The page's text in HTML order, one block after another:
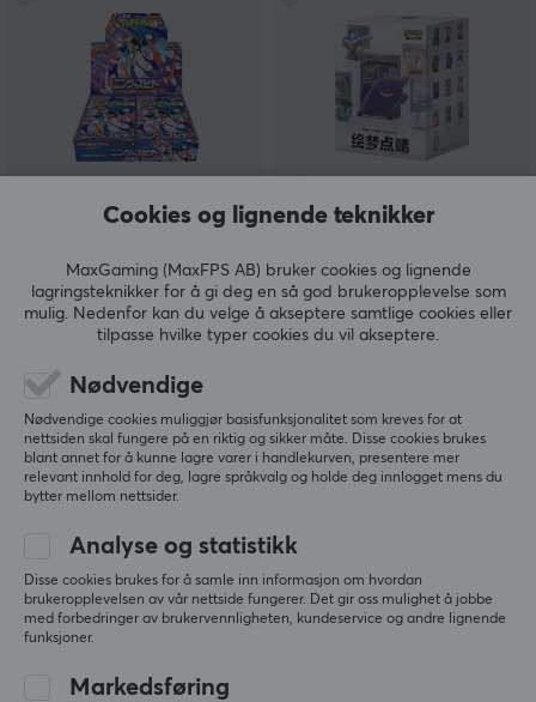
Ninja Spinner Booster
1090 kr
Pokémon
(4)
Mega Inferno X
SPAR
Cookies og lignende teknikker
MaxGaming (MaxFPS AB) bruker cookies og lignende
lagringsteknikker for å gi deg en så god brukeropplevelse som
mulig. Nedenfor kan du velge å akseptere samtlige cookies eller
tilpasse hvilke typer cookies du vil akseptere.
Nødvendige
Nødvendige cookies muliggjør basisfunksjonalitet som kreves for at
nettsiden skal fungere på en riktig og sikker måte. Disse cookies brukes
blant annet for å kunne lagre varer i handlekurven, presentere mer
relevant innhold for deg, lagre språkvalg og holde deg innlogget mens du
bytter mellom nettsider.
Analyse og statistikk
Disse cookies brukes for å samle inn informasjon om hvordan
brukeropplevelsen av vår nettside fungerer. Det gir oss mulighet å jobbe
med forbedringer av brukervennligheten, kundeservice og andre lignende
funksjoner.
Markedsføring